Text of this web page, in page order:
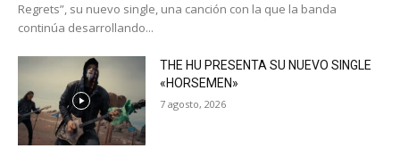
Regrets”, su nuevo single, una canción con la que la banda
continúa desarrollando...
THE HU PRESENTA SU NUEVO SINGLE
«HORSEMEN»
7 agosto, 2026